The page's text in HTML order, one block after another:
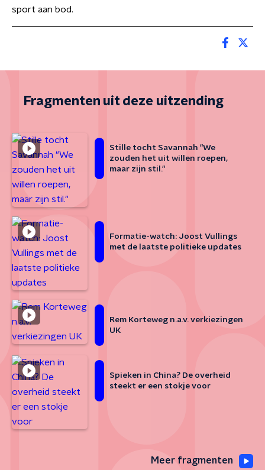
sport aan bod.
Fragmenten uit deze uitzending
Stille tocht Savannah "We
zouden het uit willen roepen,
maar zijn stil."
Formatie-watch: Joost Vullings
met de laatste politieke updates
Rem Korteweg n.a.v. verkiezingen
UK
Spieken in China? De overheid
steekt er een stokje voor
Meer fragmenten